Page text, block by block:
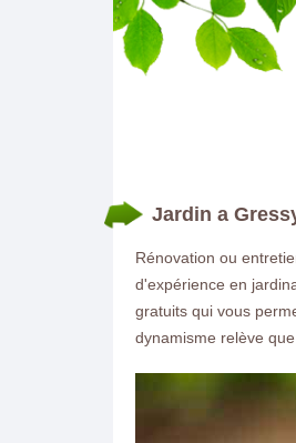
Jardin a
Rénovation ou
d'expérience en
gratuits qui vous
dynamisme relève